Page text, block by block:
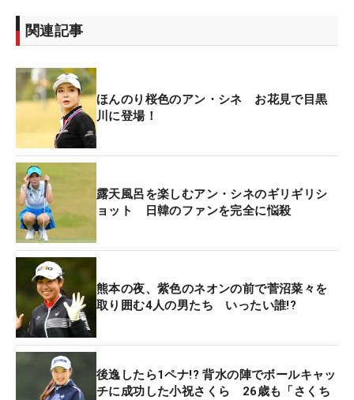
関連記事
ほんのり桜色のアン・シネ お花見で目黒
川に登場！
露天風呂を楽しむアン・シネのギリギリシ
ョット 日韓のファンを完全に悩殺
熊本の夜、紫色のネオンの前で菅沼菜々を
取り囲む4人の男たち いったい誰!?
後逸したら1ペナ!? 背水の陣でボールキャッ
チに成功した小祝さくら 26歳も「さくち